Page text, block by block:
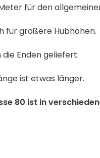
für den
für größere Hubhöhen.
Enden geliefert.
ist etwas länger.
80 ist in